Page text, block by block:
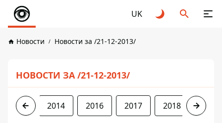
UK
Новости Новости за /21-12-2013/
НОВОСТИ ЗА /21-12-2013/
2013 2014 2016 2017 2018 2019